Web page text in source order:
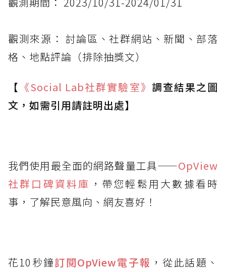
觀測來源： 討論區、社群網站、新聞、部落
格、地點評論（排除抽獎文）
【 《Social Lab社群實驗室》 調查結果之圖
文，如需引用請註明出處】
我們使用最全面的網路聲量工具——OpView
社群口碑資料庫 ，帶您輕鬆用大數據看時
事，了解民意風向、網友喜好！
花10秒鐘訂閱OpView電子報 ，從此話題、